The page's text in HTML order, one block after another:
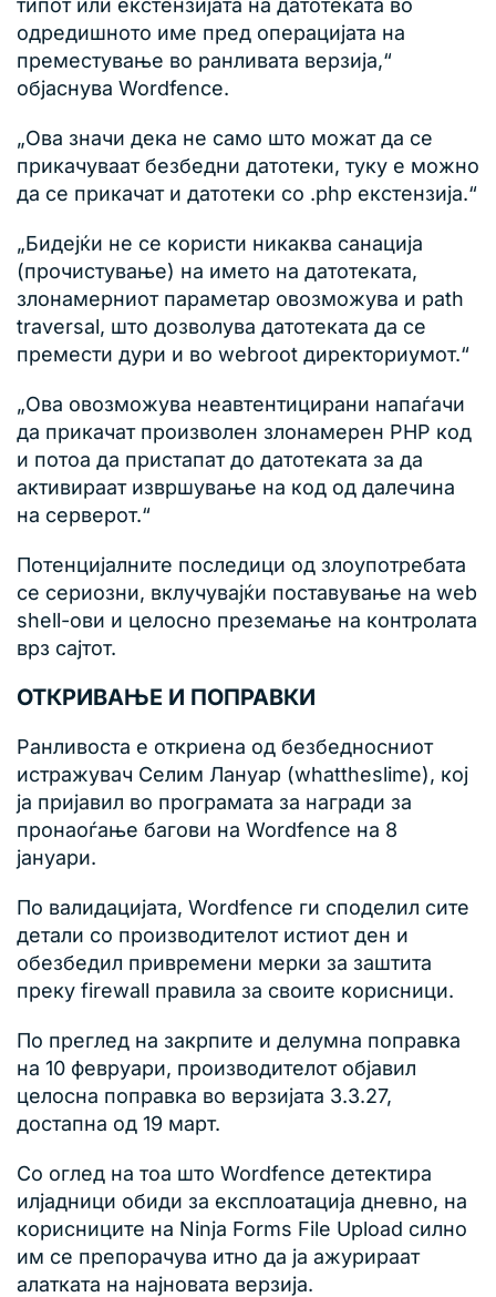
типот или екстензијата на датотеката во
одредишното име пред операцијата на
преместување во ранливата верзија,“
објаснува Wordfence.
„Ова значи дека не само што можат да се
прикачуваат безбедни датотеки, туку е можно
да се прикачат и датотеки со .php екстензија.“
„Бидејќи не се користи никаква санација
(прочистување) на името на датотеката,
злонамерниот параметар овозможува и path
traversal, што дозволува датотеката да се
премести дури и во webroot директориумот.“
„Ова овозможува неавтентицирани напаѓачи
да прикачат произволен злонамерен PHP код
и потоа да пристапат до датотеката за да
активираат извршување на код од далечина
на серверот.“
Потенцијалните последици од злоупотребата
се сериозни, вклучувајќи поставување на web
shell-ови и целосно преземање на контролата
врз сајтот.
ОТКРИВАЊЕ И ПОПРАВКИ
Ранливоста е откриена од безбедносниот
истражувач Селим Лануар (whattheslime), кој
ја пријавил во програмата за награди за
пронаоѓање багови на Wordfence на 8
јануари.
По валидацијата, Wordfence ги споделил сите
детали со производителот истиот ден и
обезбедил привремени мерки за заштита
преку firewall правила за своите корисници.
По преглед на закрпите и делумна поправка
на 10 февруари, производителот објавил
целосна поправка во верзијата 3.3.27,
достапна од 19 март.
Со оглед на тоа што Wordfence детектира
илјадници обиди за експлоатација дневно, на
корисниците на Ninja Forms File Upload силно
им се препорачува итно да ја ажурираат
алатката на најновата верзија.